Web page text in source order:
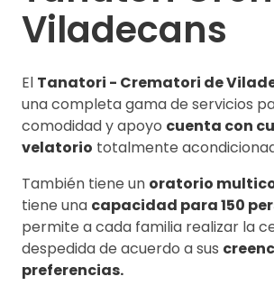
Viladecans
El Tanatori - Crematori de
una completa gama de servicios
comodidad y apoyo cuenta con
velatorio totalmente
También tiene un oratorio
tiene una capacidad para 150
permite a cada familia realizar la
despedida de acuerdo a sus
preferencias.